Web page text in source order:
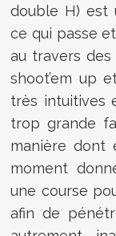
double H) est
ce qui passe
au travers
shoot’em up
très intuitives
trop grande
manière dont
moment
une course
afin de